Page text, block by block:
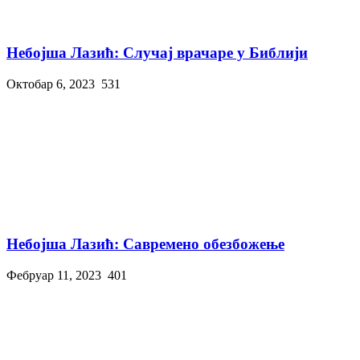
Небојша Лазић: Случај врачаре у Библији
Октобар 6, 2023 531
Небојша Лазић: Савремено обезбожење
Фебруар 11, 2023 401